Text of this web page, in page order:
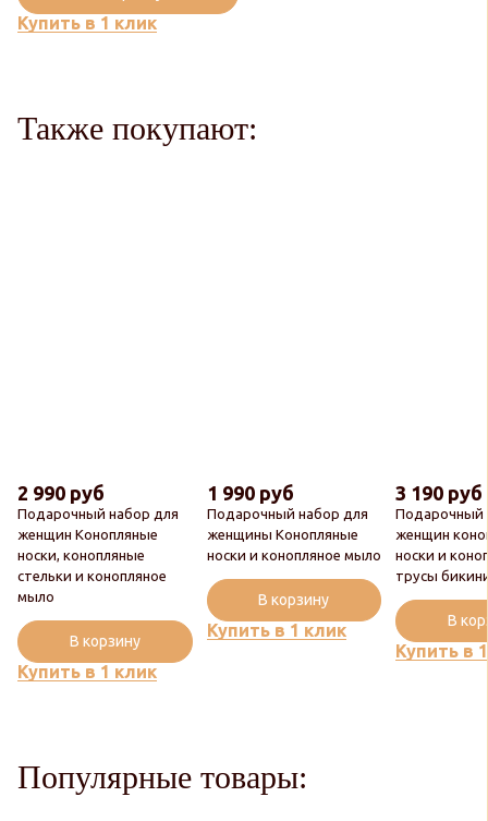
Купить в 1 клик
Также покупают:
Подарочный набор для
женщин Конопляные
носки, конопляные
стельки и конопляное
мыло
2 990 руб
Купить в 1 клик
В корзину
Подарочный набор для
женщины Конопляные
носки и конопляное мыло
1 990 руб
Купить в 1 клик
В корзину
Подарочный
женщин
носки и
трусы
3 190 руб
Купить в
В
Популярные товары: